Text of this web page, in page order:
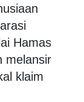
Hamas
melansir
klaim